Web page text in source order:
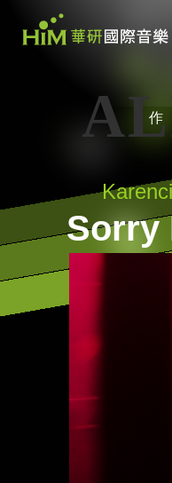
Sorry